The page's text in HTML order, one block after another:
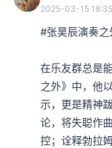
2025-03-15
#张昊辰演奏之
在乐友群总是
之外》中，他
示，更是精神
论，将失聪作
控；诠释勃拉